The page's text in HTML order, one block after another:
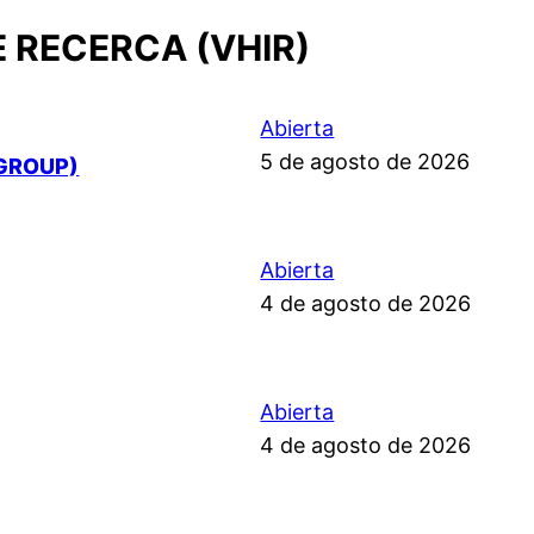
RECERCA (VHIR)
Abierta
5 de agosto de 2026
Abierta
4 de agosto de 2026
Abierta
4 de agosto de 2026